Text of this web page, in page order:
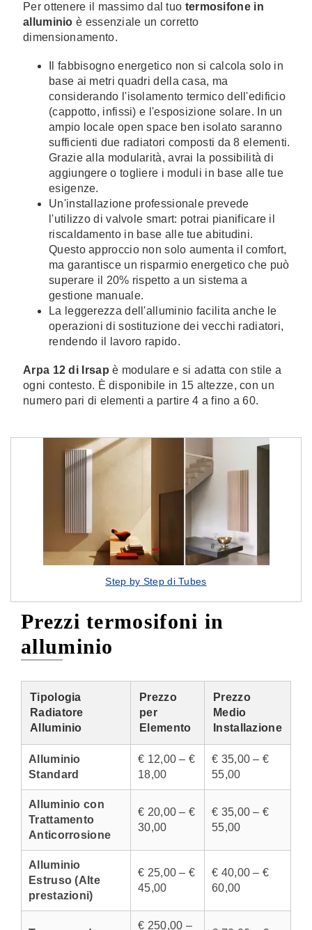
Per ottenere il massimo dal tuo termosifone in
alluminio è essenziale un corretto
dimensionamento.
Il fabbisogno energetico non si calcola solo in
base ai metri quadri della casa, ma
considerando l'isolamento termico dell'edificio
(cappotto, infissi) e l'esposizione solare. In un
ampio locale open space ben isolato saranno
sufficienti due radiatori composti da 8 elementi.
Grazie alla modularità, avrai la possibilità di
aggiungere o togliere i moduli in base alle tue
esigenze.
Un'installazione professionale prevede
l'utilizzo di valvole smart: potrai pianificare il
riscaldamento in base alle tue abitudini.
Questo approccio non solo aumenta il comfort,
ma garantisce un risparmio energetico che può
superare il 20% rispetto a un sistema a
gestione manuale.
La leggerezza dell'alluminio facilita anche le
operazioni di sostituzione dei vecchi radiatori,
rendendo il lavoro rapido.
Arpa 12 di Irsapè modulare e si adatta con stile a
ogni contesto. È disponibile in 15 altezze, con un
numero pari di elementi a partire 4 a fino a 60.
Step by Step di Tubes
Prezzi termosifoni in
alluminio
Tipologia
Radiatore
Alluminio
Prezzo
per
Elemento
Prezzo
Medio
Installazione
Alluminio
Standard
€ 12,00 – €
18,00
€ 35,00 – €
55,00
Alluminio con
Trattamento
Anticorrosione
€ 20,00 – €
30,00
€ 35,00 – €
55,00
Alluminio
Estruso (Alte
prestazioni)
€ 25,00 – €
45,00
€ 40,00 – €
60,00
€ 250,00 –